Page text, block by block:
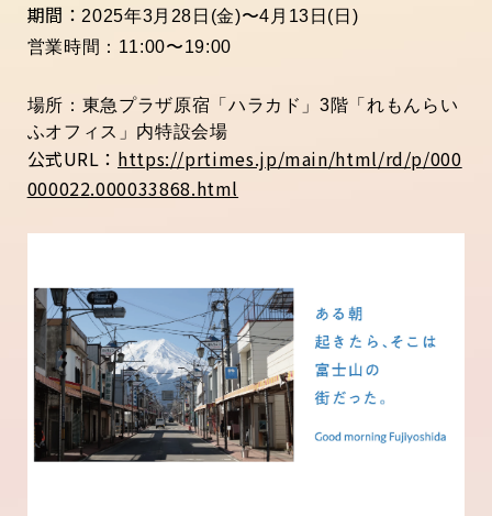
期間：2025年3月28日(金)〜4月13日(日)
営業時間： 11:00〜19:00
場所： 東急プラザ原宿「ハラカド」3階「れもんらい
ふオフィス」内特設会場
公式URL： https://prtimes.jp/main/html/rd/p/000
000022.000033868.html